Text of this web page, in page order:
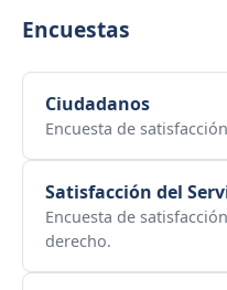
Encuestas
Ciudadanos
Encuesta de
Satisfacción del
Encuesta de
derecho.